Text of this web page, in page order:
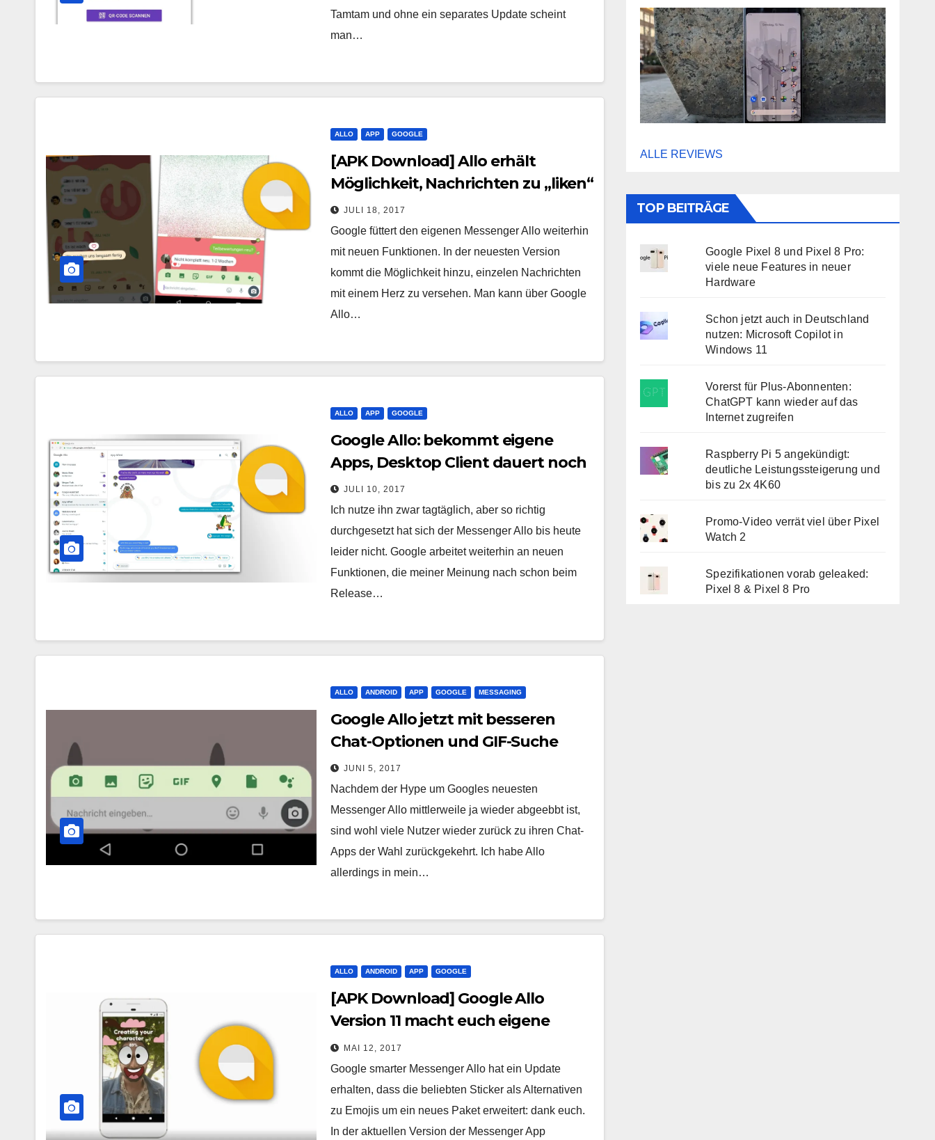
Tamtam und ohne ein separates Update scheint
man…
ALLO APP GOOGLE
[APK Download] Allo erhält
Möglichkeit, Nachrichten zu „liken“
JULI 18, 2017
Google füttert den eigenen Messenger Allo weiterhin
mit neuen Funktionen. In der neuesten Version
kommt die Möglichkeit hinzu, einzelen Nachrichten
mit einem Herz zu versehen. Man kann über Google
Allo…
ALLO APP GOOGLE
Google Allo: bekommt eigene
Apps, Desktop Client dauert noch
JULI 10, 2017
Ich nutze ihn zwar tagtäglich, aber so richtig
durchgesetzt hat sich der Messenger Allo bis heute
leider nicht. Google arbeitet weiterhin an neuen
Funktionen, die meiner Meinung nach schon beim
Release…
ALLO ANDROID APP GOOGLE MESSAGING
Google Allo jetzt mit besseren
Chat-Optionen und GIF-Suche
JUNI 5, 2017
Nachdem der Hype um Googles neuesten
Messenger Allo mittlerweile ja wieder abgeebbt ist,
sind wohl viele Nutzer wieder zurück zu ihren Chat-
Apps der Wahl zurückgekehrt. Ich habe Allo
allerdings in mein…
ALLO ANDROID APP GOOGLE
[APK Download] Google Allo
Version 11 macht euch eigene
Sticker
MAI 12, 2017
Google smarter Messenger Allo hat ein Update
erhalten, dass die beliebten Sticker als Alternativen
zu Emojis um ein neues Paket erweitert: dank euch.
In der aktuellen Version der Messenger App
ALLE REVIEWS
TOP BEITRÄGE
Google Pixel 8 und Pixel 8 Pro:
viele neue Features in neuer
Hardware
Schon jetzt auch in Deutschland
nutzen: Microsoft Copilot in
Windows 11
Vorerst für Plus-Abonnenten:
ChatGPT kann wieder auf das
Internet zugreifen
Raspberry Pi 5 angekündigt:
deutliche Leistungssteigerung und
bis zu 2x 4K60
Promo-Video verrät viel über Pixel
Watch 2
Spezifikationen vorab geleaked:
Pixel 8 & Pixel 8 Pro